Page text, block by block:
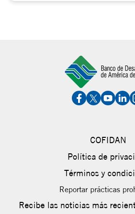
COFIDAN
Política de
Términos y
Reportar prácticas
Recibe las noticias más